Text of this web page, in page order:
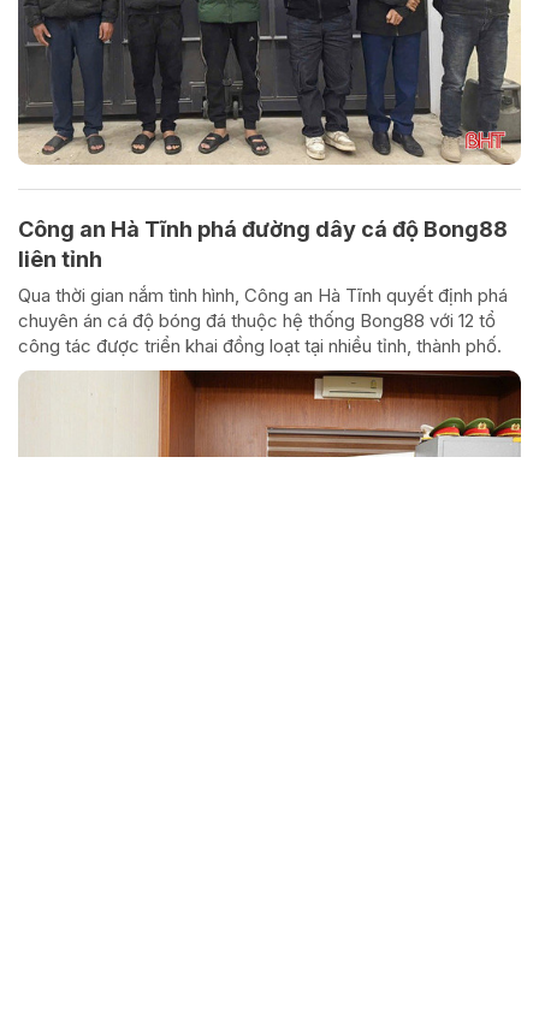
Công an Hà Tĩnh phá đường dây cá độ Bong88
liên tỉnh
Qua thời gian nắm tình hình, Công an Hà Tĩnh quyết định phá
chuyên án cá độ bóng đá thuộc hệ thống Bong88 với 12 tổ
công tác được triển khai đồng loạt tại nhiều tỉnh, thành phố.